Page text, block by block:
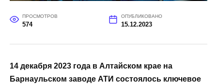
ПРОСМОТРОВ
574
ОПУБЛИКОВАНО
15.12.2023
14 декабря 2023 года в Алтайском крае на
Барнаульском заводе АТИ состоялось ключевое